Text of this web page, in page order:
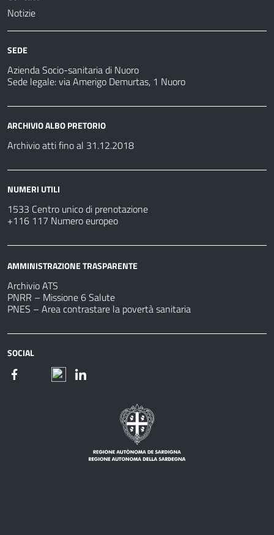
Notizie
SEDE
Azienda Socio-sanitaria di Nuoro
Sede legale: via Amerigo Demurtas, 1 Nuoro
ARCHIVIO ALBO PRETORIO
Archivio atti fino al 31.12.2018
NUMERI UTILI
1533 Centro unico di prenotazione
+116 117 Numero europeo
AMMINISTRAZIONE TRASPARENTE
Archivio ATS
PNRR – Missione 6 Salute
PNES – Area contrastare la povertà sanitaria
SOCIAL